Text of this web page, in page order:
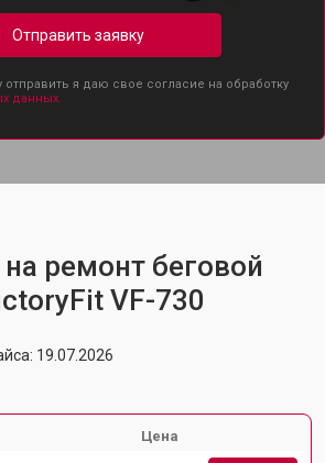
Отправить заявку
отправить я даю свое согласие на обработку
данных.
ремонт беговой
VF-730
19.07.2026
Цена